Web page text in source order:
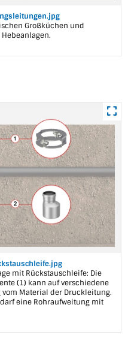
Großküchen und
mit Rückstauschleife: Die
(1) kann auf verschiedene
Material der Druckleitung.
eine Rohraufweitung mit